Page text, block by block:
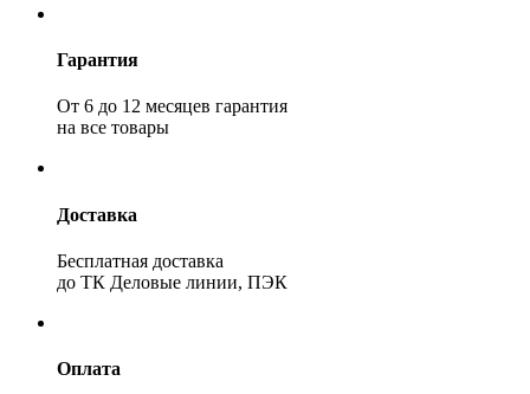
Гарантия
От 6 до 12 месяцев гарантия
на все товары
Доставка
Бесплатная доставка
до ТК Деловые линии, ПЭК
Оплата